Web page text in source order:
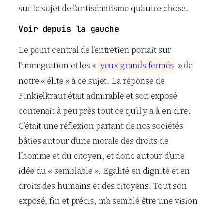
sur le sujet de l’antisémitisme qu’autre chose.
Voir depuis la gauche
Le point central de l’entretien portait sur
l’immigration et les « yeux grands fermés » de
notre « élite » à ce sujet. La réponse de
Finkielkraut était admirable et son exposé
contenait à peu près tout ce qu’il y a à en dire.
C’était une réflexion partant de nos sociétés
bâties autour d’une morale des droits de
l’homme et du citoyen, et donc autour d’une
idée du « semblable ». Egalité en dignité et en
droits des humains et des citoyens. Tout son
exposé, fin et précis, m’a semblé être une vision